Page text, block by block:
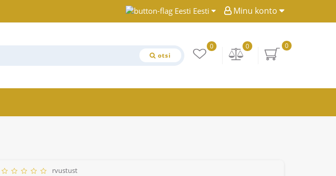
Minu konto
Eesti
otsi
0
0
0
rvustust